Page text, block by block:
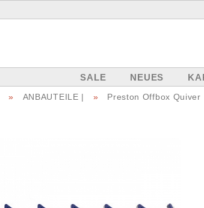
SALE NEUES
» ANBAUTEILE | » Preston Offbox Quiver